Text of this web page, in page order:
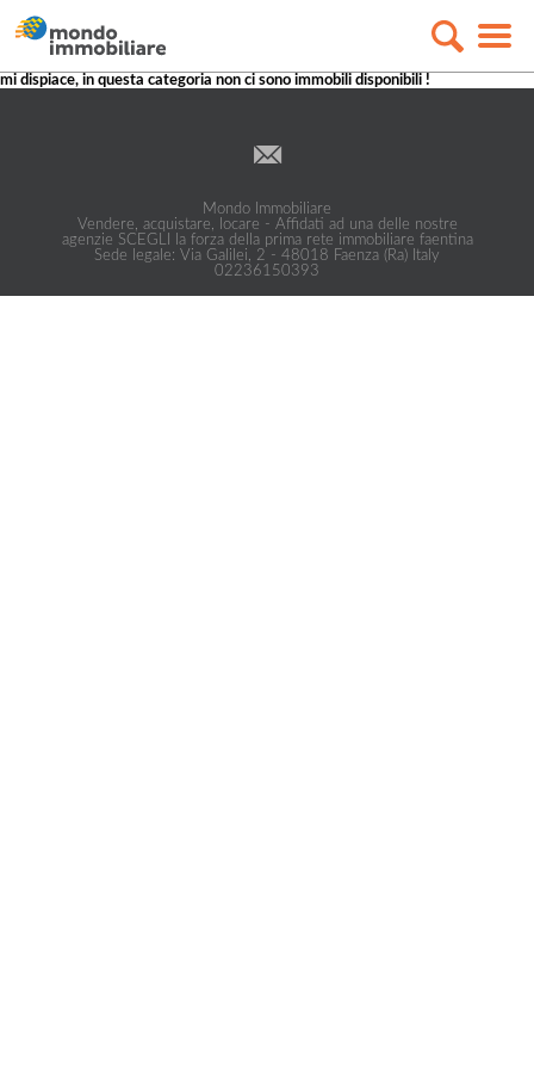
mi dispiace, in questa categoria non ci sono immobili disponibili !
Mondo Immobiliare
Vendere, acquistare, locare - Affidati ad una delle nostre
agenzie SCEGLI la forza della prima rete immobiliare faentina
Sede legale: Via Galilei, 2 - 48018 Faenza (Ra) Italy
02236150393